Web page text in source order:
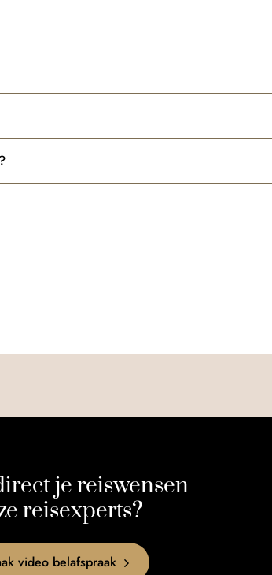
je reiswensen
reisexperts?
video belafspraak